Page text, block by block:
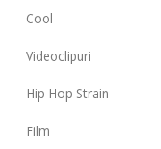
Cool
Videoclipuri
Hip Hop Strain
Film